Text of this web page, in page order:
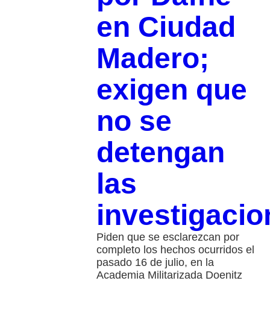
en Ciudad
Madero;
exigen que
no se
detengan
las
Piden que se esclarezcan por
completo los hechos ocurridos el
pasado 16 de julio, en la
Academia Militarizada Doenitz